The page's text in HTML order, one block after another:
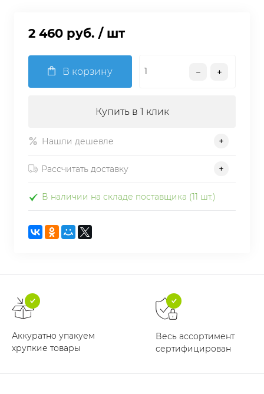
2 460 руб. / шт
В корзину
Купить в 1 клик
Нашли дешевле
Рассчитать доставку
В наличии на складе поставщика (11 шт.)
Аккуратно упакуем
хрупкие товары
Весь ассортимент
сертифицирован